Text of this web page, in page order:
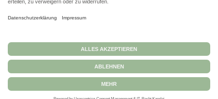
Unternehmen
Datenschutz
Versand und Zahlung
Allgemeine Geschäftsbedingungen
Widerrufsbelehrungen
Nachnahmegebühren, wenn nicht anders angegeben.